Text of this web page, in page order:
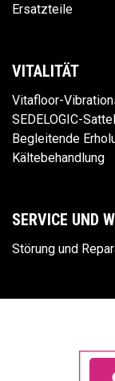
Ersatzteile
VITALITÄT
Vitafloor-
SEDELOGIC-
Begleitende
Kältebehandlung
SERVICE UND
Störung und